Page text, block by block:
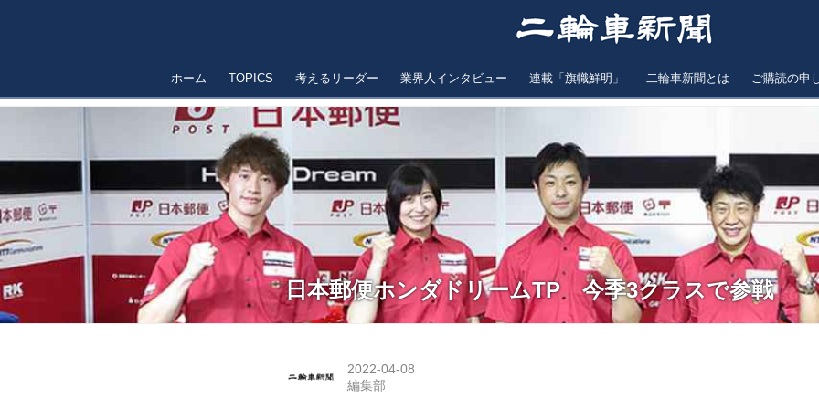
ホーム TOPICS 考えるリーダー 業界人インタビュー 連載「旗幟鮮明」 二輪車新聞とは ご購読の申
日本郵便ホンダドリームTP 今季3クラスで参戦
2022-04-08
編集部